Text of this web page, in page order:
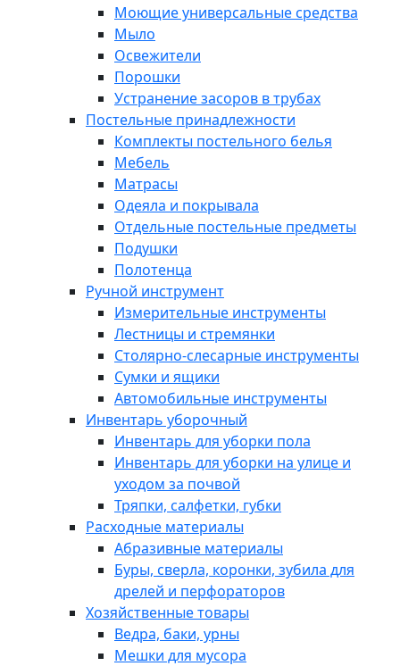
Моющие универсальные средства
Мыло
Освежители
Порошки
Устранение засоров в трубах
Постельные принадлежности
Комплекты постельного белья
Мебель
Матрасы
Одеяла и покрывала
Отдельные постельные предметы
Подушки
Полотенца
Ручной инструмент
Измерительные инструменты
Лестницы и стремянки
Столярно-слесарные инструменты
Сумки и ящики
Автомобильные инструменты
Инвентарь уборочный
Инвентарь для уборки пола
Инвентарь для уборки на улице и
уходом за почвой
Тряпки, салфетки, губки
Расходные материалы
Абразивные материалы
Буры, сверла, коронки, зубила для
дрелей и перфораторов
Хозяйственные товары
Ведра, баки, урны
Мешки для мусора